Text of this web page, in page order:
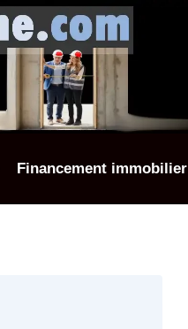
Financement immobilier